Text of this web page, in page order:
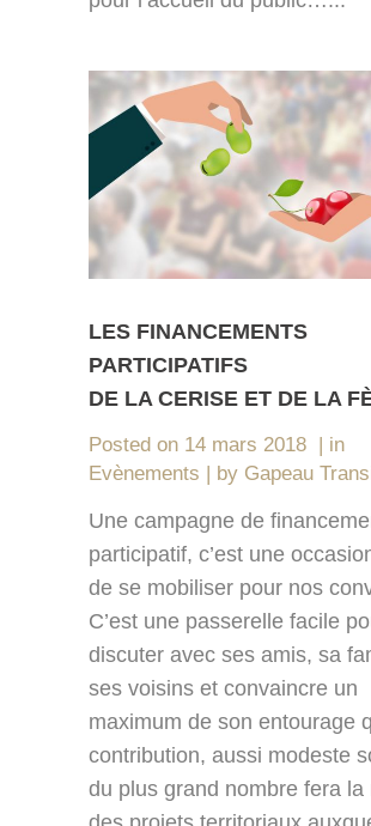
LES FINANCEMENTS
PARTICIPATIFS
DE LA CERISE ET DE LA
Posted on 14 mars 2018
in
Evènements
by Gapeau
Une campagne de
participatif, c’est une
de se mobiliser pour nos
C’est une passerelle facile
discuter avec ses amis, sa
ses voisins et convaincre un
maximum de son entourage
contribution, aussi modeste
du plus grand nombre fera la